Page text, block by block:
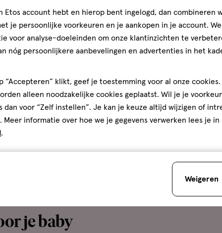
schuren
staan gelijk aan schurende dijen. Niet iedereen
zijn. Dit is niks om je voor te schamen en heeft
schuurplekken dat leuke rokje in de kast liggen? Niks
tussen de benen en gaan!
na het opbrengen van de eerste laag mascara. Doe
wimpers zijn een feit! Tip: gebruik een
oogschaduw
tijdens het poederen. Daar maak je het verschil.
je baby
Etos account hebt en hierop bent ingelogd, dan combineren
je persoonlijke voorkeuren en je aankopen in je account.
voor analyse-doeleinden om onze klantinzichten te
nóg persoonlijkere aanbevelingen en advertenties in het
“Accepteren” klikt, geef je toestemming voor al onze cookies.
alleen noodzakelijke cookies geplaatst. Wil je je
dan voor “Zelf instellen”. Je kan je keuze altijd wijzigen of
. Meer informatie over hoe we je gegevens verwerken lees je in
.
Weigeren